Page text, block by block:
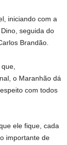
iniciando com a
seguida do
Brandão.
o Maranhão dá
com todos
ele fique, cada
importante de